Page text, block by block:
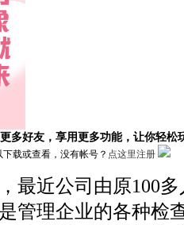
多好友，享用更多功能，让你轻松
下载或查看，没有帐号？ 点这里注册
最近公司由原100
管理企业的各种检